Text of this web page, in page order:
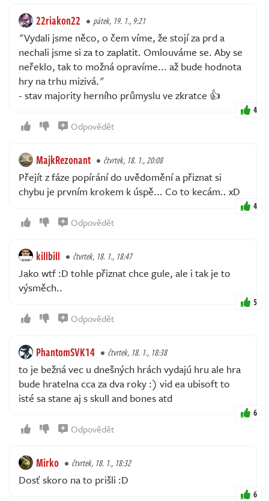
22riakon22 pátek, 19. 1., 9:21
"Vydali jsme něco, o čem víme, že stojí za prd a
nechali jsme si za to zaplatit. Omlouváme se. Aby se
neřeklo, tak to možná opravíme... až bude hodnota
hry na trhu mizivá."
- stav majority herního průmyslu ve zkratce 👍
4
Odpovědět
MajkRezonant čtvrtek, 18. 1., 20:08
Přejít z fáze popírání do uvědomění a přiznat si
chybu je prvním krokem k úspě... Co to kecám.. xD
4
Odpovědět
killbill čtvrtek, 18. 1., 18:47
Jako wtf :D tohle přiznat chce gule, ale i tak je to
výsměch..
5
Odpovědět
PhantomSVK14 čtvrtek, 18. 1., 18:38
to je bežná vec u dnešných hrách vydajú hru ale hra
bude hratelna cca za dva roky :) vid ea ubisoft to
isté sa stane aj s skull and bones atd
6
Odpovědět
Mirko čtvrtek, 18. 1., 18:32
Dosť skoro na to prišli :D
6